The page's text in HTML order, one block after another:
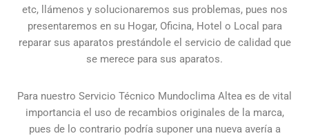
etc, llámenos y solucionaremos sus problemas, pues nos
presentaremos en su Hogar, Oficina, Hotel o Local para
reparar sus aparatos prestándole el servicio de calidad que
se merece para sus aparatos.
Para nuestro Servicio Técnico Mundoclima Altea es de vital
importancia el uso de recambios originales de la marca,
pues de lo contrario podría suponer una nueva avería a